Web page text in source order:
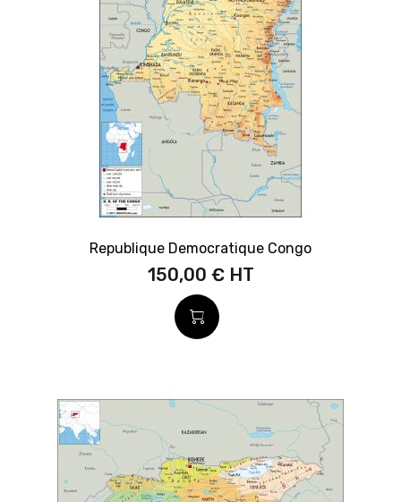
Republique Democratique Congo
150,00 €